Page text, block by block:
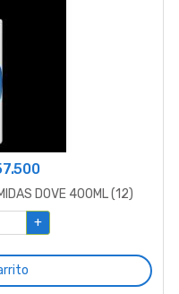
DOVE 400ML (12)
+